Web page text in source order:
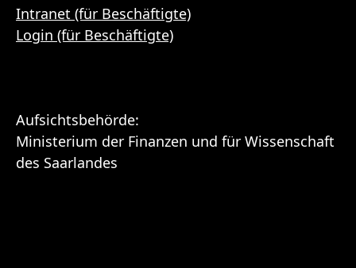
Intranet (für Beschäftigte)
Login (für Beschäftigte)
Aufsichtsbehörde:
Ministerium der Finanzen und für Wissenschaft
des Saarlandes